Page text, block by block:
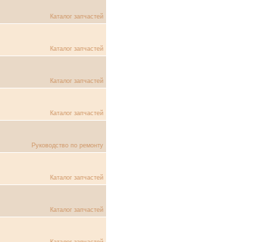
Каталог запчастей
Каталог запчастей
Каталог запчастей
Каталог запчастей
Руководство по ремонту
Каталог запчастей
Каталог запчастей